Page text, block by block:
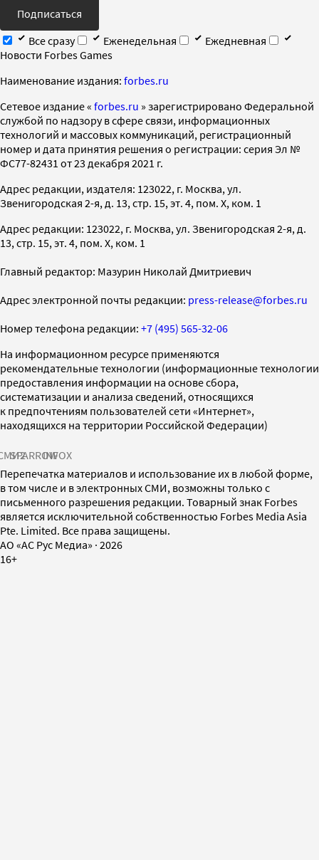
Подписаться
Все сразу
Еженедельная
Ежедневная
Новости Forbes Games
Наименование издания: forbes.ru
Cетевое издание « forbes.ru » зарегистрировано Федеральной
службой по надзору в сфере связи, информационных
технологий и массовых коммуникаций, регистрационный
номер и дата принятия решения о регистрации: серия Эл №
ФС77-82431 от 23 декабря 2021 г.
Адрес редакции, издателя: 123022, г. Москва, ул.
Звенигородская 2-я, д. 13, стр. 15, эт. 4, пом. X, ком. 1
Адрес редакции: 123022, г. Москва, ул. Звенигородская 2-я, д.
13, стр. 15, эт. 4, пом. X, ком. 1
Главный редактор: Мазурин Николай Дмитриевич
Адрес электронной почты редакции: press-release@forbes.ru
Номер телефона редакции: +7 (495) 565-32-06
На информационном ресурсе применяются
рекомендательные технологии (информационные технологии
предоставления информации на основе сбора,
систематизации и анализа сведений, относящихся
к предпочтениям пользователей сети «Интернет»,
находящихся на территории Российской Федерации)
SPARROWINFOX
Перепечатка материалов и использование их в любой форме,
в том числе и в электронных СМИ, возможны только с
письменного разрешения редакции. Товарный знак Forbes
является исключительной собственностью Forbes Media Asia
Pte. Limited. Все права защищены.
AO «АС Рус Медиа» · 2026
16+